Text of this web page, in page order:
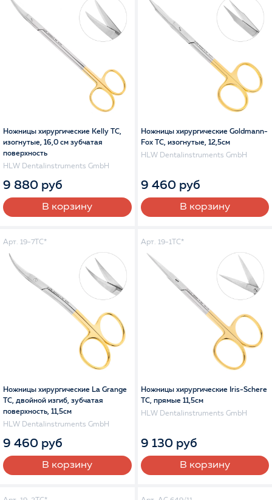
Ножницы хирургические Kelly TC,
изогнутые, 16,0 см зубчатая
поверхность
HLW Dentalinstruments GmbH
9 880 руб
В корзину
Ножницы хирургические Goldmann-
Fox TC, изогнутые, 12,5см
HLW Dentalinstruments GmbH
9 460 руб
В корзину
Арт. 19-7TC*
Ножницы хирургические La Grange
TC, двойной изгиб, зубчатая
поверхность, 11,5см
HLW Dentalinstruments GmbH
9 460 руб
В корзину
Арт. 19-1TC*
Ножницы хирургические Iris-Schere
TC, прямые 11,5см
HLW Dentalinstruments GmbH
9 130 руб
В корзину